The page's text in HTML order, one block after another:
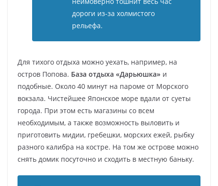
дороги из-за холмистого
рельефа.
Для тихого отдыха можно уехать, например, на
остров Попова. База отдыха «Дарьюшка» и
подобные. Около 40 минут на пароме от Морского
вокзала. Чистейшее Японское море вдали от суеты
города. При этом есть магазины со всем
необходимым, а также возможность выловить и
приготовить мидии, гребешки, морских ежей, рыбку
разного калибра на костре. На том же острове можно
снять домик посуточно и сходить в местную баньку.